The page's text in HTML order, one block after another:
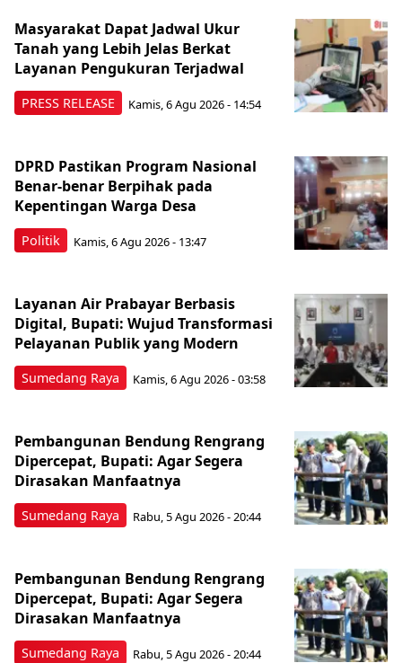
PRESS RELEASE
Masyarakat Dapat Jadwal Ukur
Tanah yang Lebih Jelas Berkat
Layanan Pengukuran Terjadwal
Kamis, 6 Agu 2026 - 14:54
Politik
DPRD Pastikan Program Nasional
Benar-benar Berpihak pada
Kepentingan Warga Desa
Kamis, 6 Agu 2026 - 13:47
Sumedang Raya
Layanan Air Prabayar Berbasis
Digital, Bupati: Wujud Transformasi
Pelayanan Publik yang Modern
Kamis, 6 Agu 2026 - 03:58
Sumedang Raya
Pembangunan Bendung Rengrang
Dipercepat, Bupati: Agar Segera
Dirasakan Manfaatnya
Rabu, 5 Agu 2026 - 20:44
Sumedang Raya
Pembangunan Bendung Rengrang
Dipercepat, Bupati: Agar Segera
Dirasakan Manfaatnya
Rabu, 5 Agu 2026 - 20:44